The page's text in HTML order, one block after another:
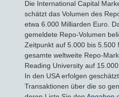
Die International Capital
schätzt das Volumen des
etwa 6.000 Milliarden Euro.
gemeldete Repo-Volumen
Zeitpunkt auf 5.000 bis 5.500
gesamte weltweite Repo-
Reading University auf
In den USA erfolgen
Transaktionen über die so